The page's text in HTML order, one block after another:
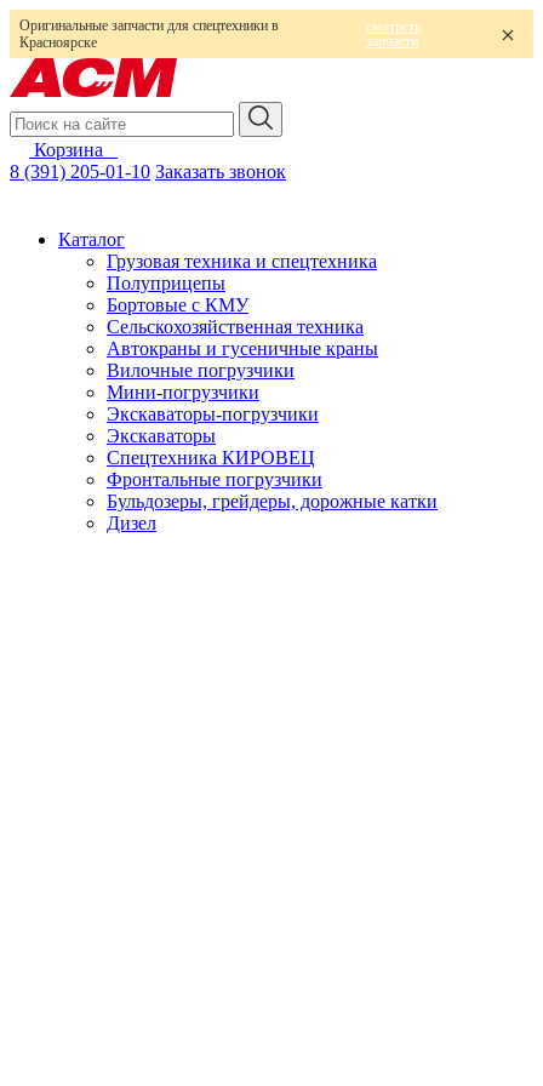
Оригинальные запчасти для спецтехники в
Красноярске
смотреть
запчасти
Корзина
8 (391) 205-01-10 Заказать звонок
Каталог
Грузовая техника и спецтехника
Полуприцепы
Бортовые с КМУ
Сельскохозяйственная техника
Автокраны и гусеничные краны
Вилочные погрузчики
Мини-погрузчики
Экскаваторы-погрузчики
Экскаваторы
Спецтехника КИРОВЕЦ
Фронтальные погрузчики
Бульдозеры, грейдеры, дорожные катки
Дизел